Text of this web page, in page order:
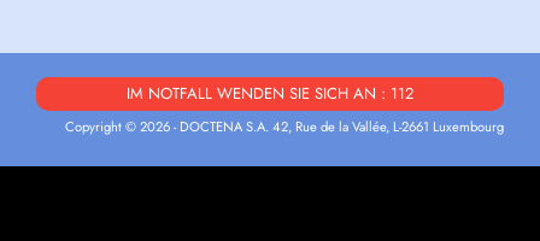
IM NOTFALL WENDEN SIE SICH AN : 112
Copyright © 2026 - DOCTENA S.A. 42, Rue de la Vallée, L-2661 Luxembourg